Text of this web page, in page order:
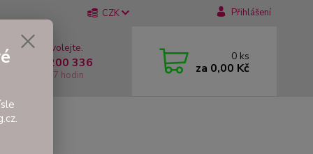
CZK Přihlášení
si rady? Zavolejte.
737 200 336
Pátek: 8 - 17 hodin
0 ks
za 0,00 Kč